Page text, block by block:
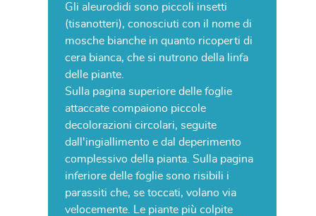
Gli aleurodidi sono piccoli insetti
(tisanotteri), conosciuti con il nome di
mosche bianche in quanto ricoperti di
cera bianca, che si nutrono della linfa
delle piante.
Sulla pagina superiore delle foglie
attaccate compaiono piccole
decolorazioni circolari, seguite
dall'ingiallimento e dal deperimento
complessivo della pianta. Sulla pagina
inferiore delle foglie sono risibili i
parassiti che, se toccati, volano via
velocemente. Le piante più colpite